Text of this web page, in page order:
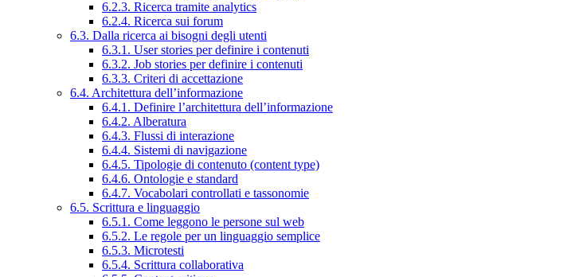
6.2.3. Ricerca tramite analytics
6.2.4. Ricerca sui forum
6.3. Dalla ricerca ai bisogni degli utenti
6.3.1. User stories per definire i contenuti
6.3.2. Job stories per definire i contenuti
6.3.3. Criteri di accettazione
6.4. Architettura dell’informazione
6.4.1. Definire l’architettura dell’informazione
6.4.2. Alberatura
6.4.3. Flussi di interazione
6.4.4. Sistemi di navigazione
6.4.5. Tipologie di contenuto (content type)
6.4.6. Ontologie e standard
6.4.7. Vocabolari controllati e tassonomie
6.5. Scrittura e linguaggio
6.5.1. Come leggono le persone sul web
6.5.2. Le regole per un linguaggio semplice
6.5.3. Microtesti
6.5.4. Scrittura collaborativa